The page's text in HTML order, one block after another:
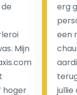
nachtrit.
We hebben
wachttijd als uw
Kijk op onze
transferkosten.
mogelijke extra's
Mijn
hoger
erg
een
jullie